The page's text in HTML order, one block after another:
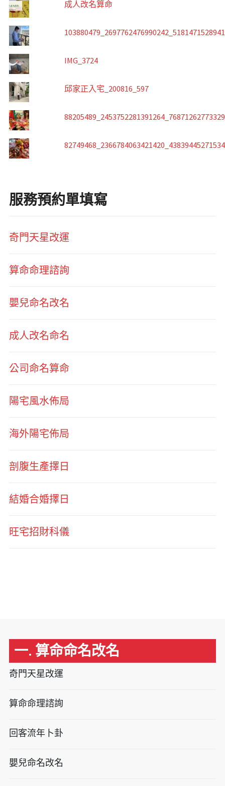
成人改名算命
IMG_3724
邱家正入宅_200816_597
服務預約單填寫
奇門天星改運
算命命理諮詢
嬰兒命名改名
成人改名命名
公司命名算命
陽宅風水佈局
海外陽宅佈局
剖腹生產擇日
結婚合婚擇日
旺宅招財科儀
一. 算命命名改名
奇門天星改運
算命命理諮詢
回客流年卜卦
嬰兒命名改名